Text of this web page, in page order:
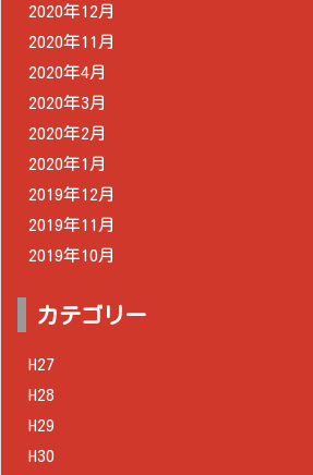
2020年12月
2020年11月
2020年4月
2020年3月
2020年2月
2020年1月
2019年12月
2019年11月
2019年10月
カテゴリー
H27
H28
H29
H30